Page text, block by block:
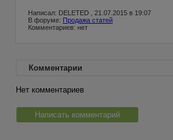
Написал: DELETED , 21.07.2015 в 19:07
В форуме: Продажа статей
Комментариев: нет
Комментарии
Нет комментариев
Написать комментарий